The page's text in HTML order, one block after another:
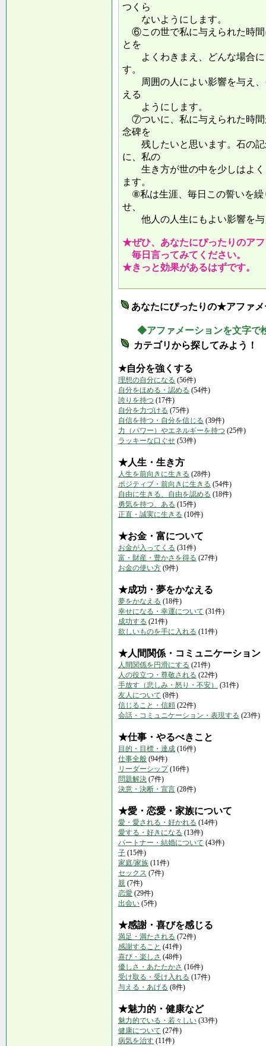
つくら
ないようにします。
⑥この世で私に与えられた時間
とを
よくわきまえ、どんな場合に
す。
周囲の人によい影響を与え、
える
ようにします。
⑦ついに、私に与えられた時間
念碑を
残したいと思います。石の記
に、私の
生き方が世の中を少しはよく
ます。
⑧私は生涯、毎日この誓いを繰
せ、
他人の人生にもよい影響
★ぜひ、あなたにぴったりのア
毎日言ってみてください。
★きっと効果があるはずです。
あなたにぴったりの★アファ
◆アファメーションを文字で
カテゴリから探してみよう！
★自分を強くする
理想の自分になる (56件)
自分をほめる・認める (54件)
誇りを持つ (17件)
自分を力づける (75件)
自信を持つ・自分を信じる (39件)
力（パワー）やエネルギーを持つ (25件)
ラッキーな口ぐせ (53件)
★人生・生き方
人生を前向きに生きる (28件)
ポジティブ・前向きに生きる (54件)
自由に生きる、自由を認める (18件)
勇気を持つ、ある (15件)
正直・誠実に生きる (10件)
★お金・富について
お金が入ってくる (31件)
富・財産・豊かさを得る (27件)
お金の使い方 (9件)
★成功・夢をかなえる
夢をかなえる (18件)
幸せになる・幸運について (31件)
成功する (21件)
欲しいものを手に入れる (11件)
★人間関係・コミュニケーション
人間関係を円滑にする (21件)
人の役立つ・尊敬される (22件)
手放す（悲しみ・怒り・不安）
(31件)
友人について (8件)
信じること・信頼 (22件)
会話・コミュニケーション・表現する (23件)
★仕事・やるべきこと
目的・目標・達成 (16件)
仕事全般 (94件)
リーダーシップ(16件)
問題解決 (7件)
決意・決断・宣言 (28件)
★愛・恋愛・家族について
愛・愛される・好かれる (14件)
愛する・好きになる (13件)
パートナー・結婚について (43件)
子 (15件)
家庭/家族 (11件)
セックス (7件)
親 (7件)
恋愛 (29件)
出会い (5件)
★感謝・喜びを感じる
満足・満たされる (72件)
感謝すること (41件)
喜び・楽しさ (48件)
優しさ・あたたかさ (16件)
受け取る・受け入れる (17件)
与える・あげる (8件)
★魅力的・健康など
魅力的でいる・若々しい (33件)
健康について (27件)
病気を治す (11件)